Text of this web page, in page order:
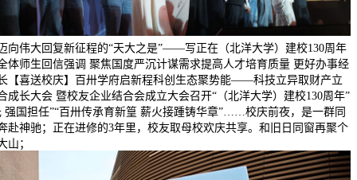
向伟大回复新征程的“天大之是”——写正在（北洋大学）建校130周年
体师生回信强调 聚焦国度严沉计谋需求提高人才培育质量 更好办事经
【喜送校庆】百卅学府启新程科创生态聚势能——科技立异取财产立
成长大会 暨校友企业结合会成立大会召开“（北洋大学）建校130周年”
强国担任”“百卅传承育新篁 薪火接踵铸华章”……校庆前夜，是一群同
赴神驰；正在进修的3年里，校友取母校欢庆共享。和旧日同窗再聚个
山；